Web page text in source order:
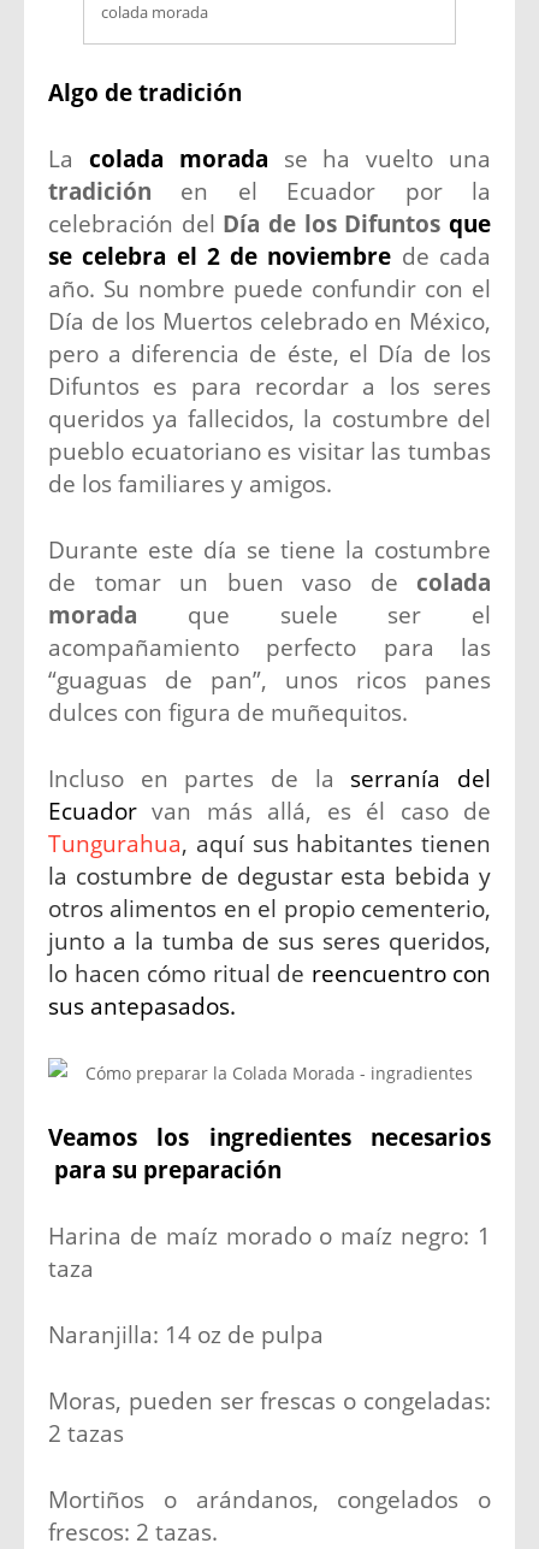
colada morada
Algo de tradición
La colada morada se ha vuelto una
tradición en el Ecuador por la
celebración del Día de los Difuntosque
se celebra el 2 de noviembre de cada
año. Su nombre puede confundir con el
Día de los Muertos celebrado en México,
pero a diferencia de éste, el Día de los
Difuntos es para recordar a los seres
queridos ya fallecidos, la costumbre del
pueblo ecuatoriano es visitar las tumbas
de los familiares y amigos.
Durante este día se tiene la costumbre
de tomar un buen vaso de colada
morada que suele ser el
acompañamiento perfecto para las
“guaguas de pan”, unos ricos panes
dulces con figura de muñequitos.
Incluso en partes de la serranía del
Ecuador van más allá, es él caso de
Tungurahua, aquí sus habitantes tienen
la costumbre de degustar esta bebida y
otros alimentos en el propio cementerio,
junto a la tumba de sus seres queridos,
lo hacen cómo ritual de reencuentro con
sus antepasados.
Veamos los ingredientes necesarios
para su preparación
Harina de maíz morado o maíz negro: 1
taza
Naranjilla: 14 oz de pulpa
Moras, pueden ser frescas o congeladas:
2 tazas
Mortiños o arándanos, congelados o
frescos: 2 tazas.